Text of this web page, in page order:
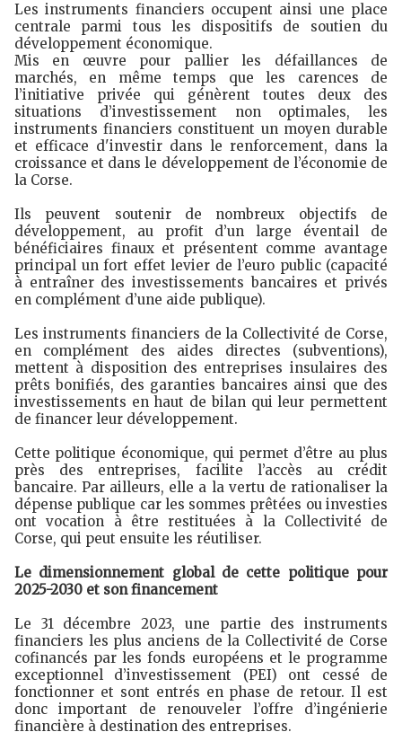
Les instruments financiers occupent ainsi une place
centrale parmi tous les dispositifs de soutien du
développement économique.
Mis en œuvre pour pallier les défaillances de
marchés, en même temps que les carences de
l’initiative privée qui génèrent toutes deux des
situations d’investissement non optimales, les
instruments financiers constituent un moyen durable
et efficace d'investir dans le renforcement, dans la
croissance et dans le développement de l’économie de
la Corse.
Ils peuvent soutenir de nombreux objectifs de
développement, au profit d’un large éventail de
bénéficiaires finaux et présentent comme avantage
principal un fort effet levier de l’euro public (capacité
à entraîner des investissements bancaires et privés
en complément d’une aide publique).
Les instruments financiers de la Collectivité de Corse,
en complément des aides directes (subventions),
mettent à disposition des entreprises insulaires des
prêts bonifiés, des garanties bancaires ainsi que des
investissements en haut de bilan qui leur permettent
de financer leur développement.
Cette politique économique, qui permet d’être au plus
près des entreprises, facilite l’accès au crédit
bancaire. Par ailleurs, elle a la vertu de rationaliser la
dépense publique car les sommes prêtées ou investies
ont vocation à être restituées à la Collectivité de
Corse, qui peut ensuite les réutiliser.
Le dimensionnement global de cette politique pour
2025-2030 et son financement
Le 31 décembre 2023, une partie des instruments
financiers les plus anciens de la Collectivité de Corse
cofinancés par les fonds européens et le programme
exceptionnel d’investissement (PEI) ont cessé de
fonctionner et sont entrés en phase de retour. Il est
donc important de renouveler l’offre d’ingénierie
financière à destination des entreprises.